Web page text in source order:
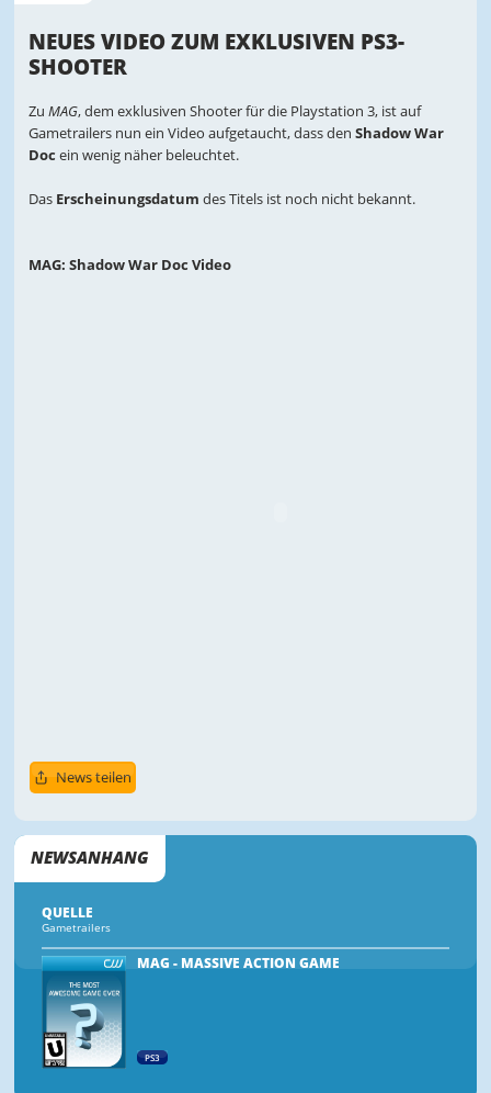
NEUES VIDEO ZUM EXKLUSIVEN PS3-
SHOOTER
Zu MAG, dem exklusiven Shooter für die Playstation 3, ist auf
Gametrailers nun ein Video aufgetaucht, dass den Shadow War
Doc ein wenig näher beleuchtet.
Das Erscheinungsdatum des Titels ist noch nicht bekannt.
MAG: Shadow War Doc Video
News teilen
NEWSANHANG
QUELLE
Gametrailers
MAG - MASSIVE ACTION GAME
PS3